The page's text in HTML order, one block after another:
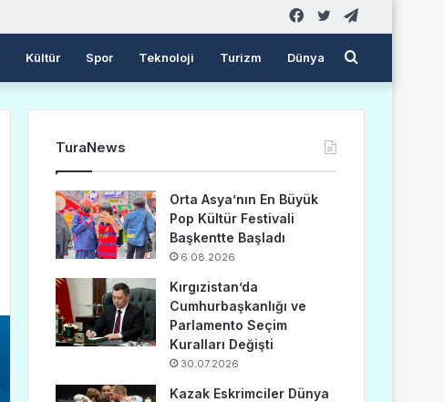
Twitter
Facebook
Kültür Spor Teknoloji Turizm Dünya Arama
yap
TuraNews
Orta Asya’nın En Büyük
Pop Kültür Festivali
Başkentte Başladı
6.08.2026
Kırgızistan’da
Cumhurbaşkanlığı ve
Parlamento Seçim
Kuralları Değişti
30.07.2026
Kazak Eskrimciler Dünya